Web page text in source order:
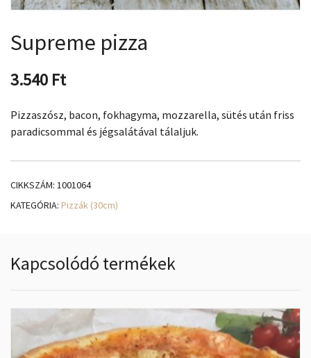
Supreme pizza
3.540 Ft
Pizzaszósz, bacon, fokhagyma, mozzarella, sütés után friss
paradicsommal és jégsalátával tálaljuk.
CIKKSZÁM: 1001064
KATEGÓRIA: Pizzák (30cm)
Kapcsolódó termékek